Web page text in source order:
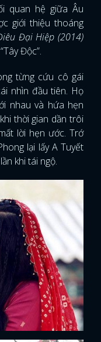
quan hệ giữa Âu
giới thiệu thoáng
Đại Hiệp (2014)
Độc”.
từng cứu cô gái
nhìn đầu tiên. Họ
nhau và hứa hẹn
thời gian dần trôi
lời hẹn ước. Trớ
lại lấy A Tuyết
khi tái ngộ.